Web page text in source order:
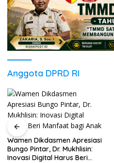
Anggota DPRD RI
Wamen Dikdasmen Apresiasi
Bungo Pintar, Dr. Mukhlisin:
Inovasi Digital Harus Beri